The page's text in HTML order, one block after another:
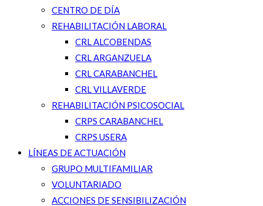
CENTRO DE DÍA
REHABILITACIÓN LABORAL
CRL ALCOBENDAS
CRL ARGANZUELA
CRL CARABANCHEL
CRL VILLAVERDE
REHABILITACIÓN PSICOSOCIAL
CRPS CARABANCHEL
CRPS USERA
LÍNEAS DE ACTUACIÓN
GRUPO MULTIFAMILIAR
VOLUNTARIADO
ACCIONES DE SENSIBILIZACIÓN